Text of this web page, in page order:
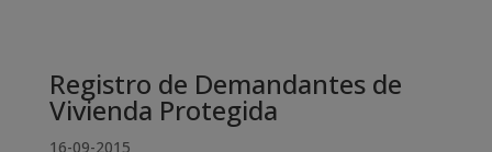
Registro de Demandantes de
Vivienda Protegida
16-09-2015